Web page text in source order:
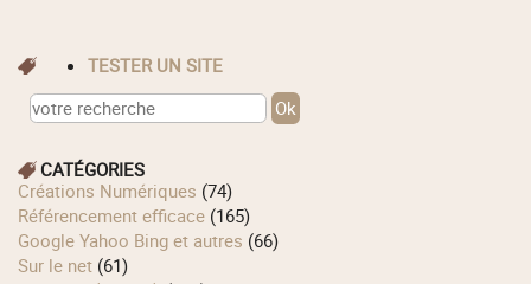
TESTER UN SITE
CATÉGORIES
Créations Numériques (74)
Référencement efficace (165)
Google Yahoo Bing et autres (66)
Sur le net (61)